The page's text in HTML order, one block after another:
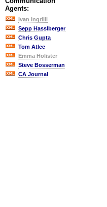
Agents:
Ivan Ingrilli
Sepp Hasslberger
Chris Gupta
Tom Atlee
Emma Holister
Steve Bosserman
CA Journal